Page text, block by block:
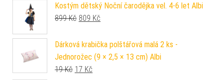
Kostým dětský Noční čarodějka vel. 4-6 let Albi
899Kč Původní cena byla: 899 Kč.
809 Kč
Dárková krabička polštářová malá 2 ks -
Jednorožec (9 × 2,5 × 13 cm) Albi
19Kč Původní cena byla: 19 Kč.
17 Kč